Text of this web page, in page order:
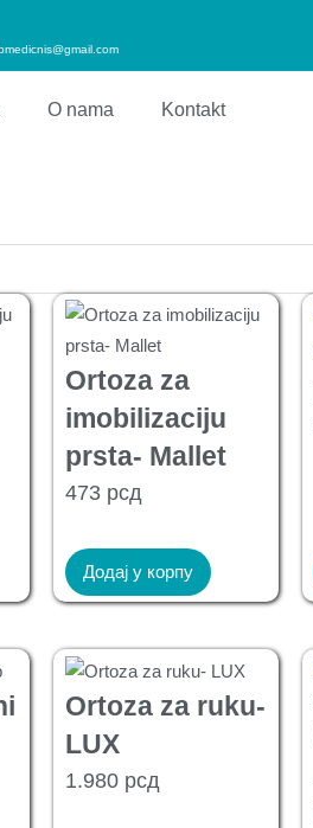
O nama Kontakt
Ortoza za
imobilizaciju
prsta- Mallet
473 рсд
Додај у корпу
Ortoza za ruku-
LUX
1.980 рсд